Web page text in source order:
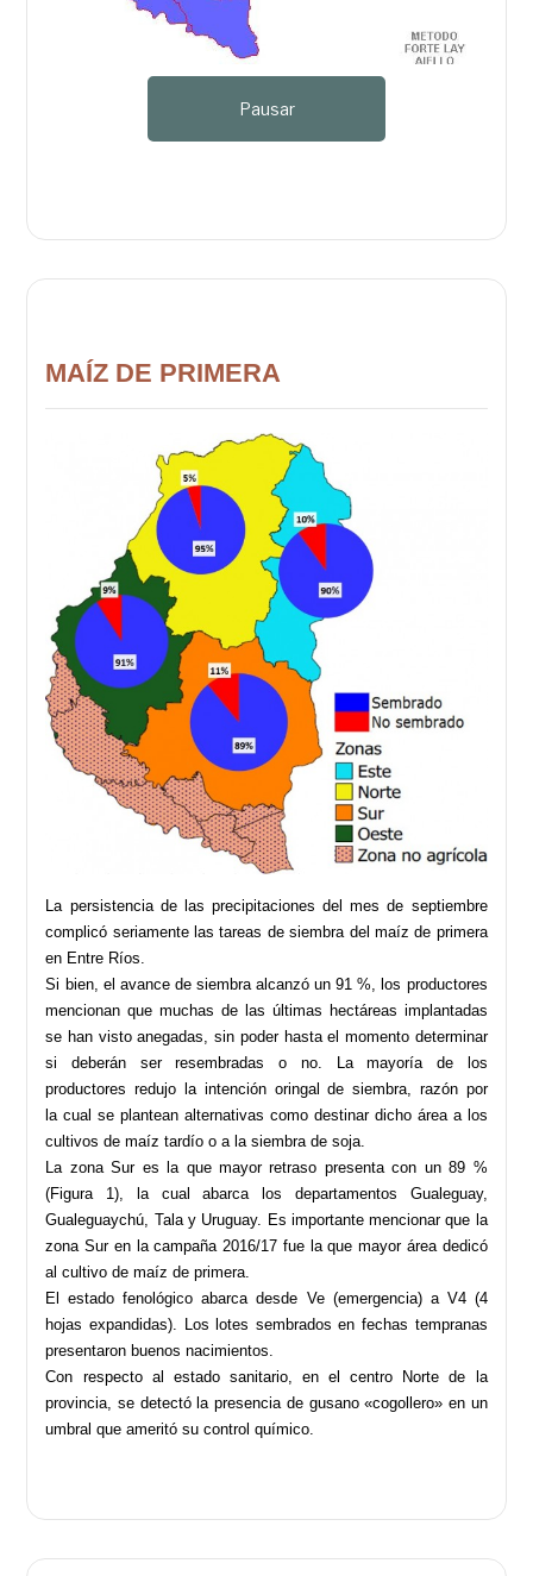
Pausar
MAÍZ DE PRIMERA
La persistencia de las precipitaciones del mes de septiembre
complicó seriamente las tareas de siembra del maíz de primera
en Entre Ríos.
Si bien, el avance de siembra alcanzó un 91 %, los productores
mencionan que muchas de las últimas hectáreas implantadas
se han visto anegadas, sin poder hasta el momento determinar
si deberán ser resembradas o no. La mayoría de los
productores redujo la intención oringal de siembra, razón por
la cual se plantean alternativas como destinar dicho área a los
cultivos de maíz tardío o a la siembra de soja.
La zona Sur es la que mayor retraso presenta con un 89 %
(Figura 1), la cual abarca los departamentos Gualeguay,
Gualeguaychú, Tala y Uruguay. Es importante mencionar que la
zona Sur en la campaña 2016/17 fue la que mayor área dedicó
al cultivo de maíz de primera.
El estado fenológico abarca desde Ve (emergencia) a V4 (4
hojas expandidas). Los lotes sembrados en fechas tempranas
presentaron buenos nacimientos.
Con respecto al estado sanitario, en el centro Norte de la
provincia, se detectó la presencia de gusano «cogollero» en un
umbral que ameritó su control químico.